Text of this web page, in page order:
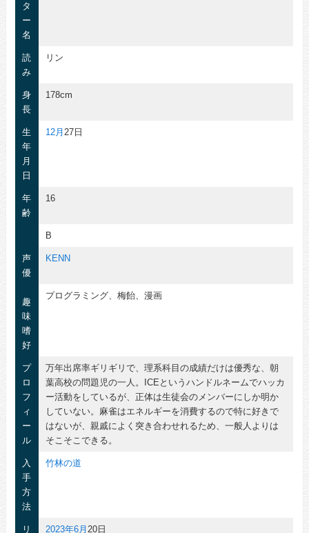
タ
ー
名
読
み
リン
身
長
178cm
生
年
月
日
12月27日
年
齢
16
B
声
優
KENN
趣
味
嗜
好
プログラミング、梅飴、漫画
プ
ロ
フ
ィ
ー
ル
万年出席率ギリギリで、理系科目の成績だけは優秀な、朝
葉高校の問題児の一人。ICEというハンドルネームでハッカ
ー活動をしているが、正体は生徒会のメンバーにしか明か
していない。麻雀はエネルギーを消費するので特に好きで
はないが、親戚によく突き合わせれるため、一般人よりは
そこそこできる。
入
手
方
法
竹林の道
リ 2023年6月20日